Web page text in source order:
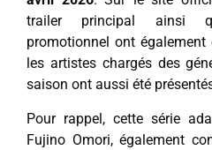
trailer principal ainsi
promotionnel ont également
les artistes chargés des
saison ont aussi été
Pour rappel, cette série
Fujino Omori, également